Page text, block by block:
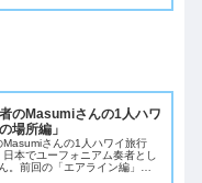
のMasumiさんの1人ハワ
場所編」
さんの1人ハワイ旅行
日本でユーフォニアム奏者とし
。前回の「エアライン編」に